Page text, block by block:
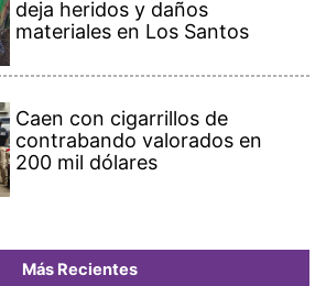
deja heridos y daños
materiales en Los Santos
Caen con cigarrillos de
contrabando valorados en
200 mil dólares
Más Recientes